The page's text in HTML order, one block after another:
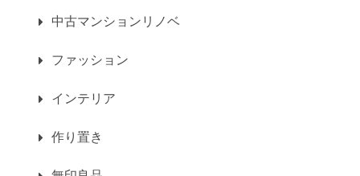
中古マンションリノベ
ファッション
インテリア
作り置き